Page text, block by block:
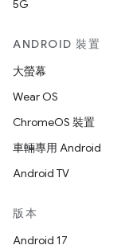
5G
ANDROID 裝置
大螢幕
Wear OS
ChromeOS 裝置
車輛專用 Android
Android TV
版本
Android 17